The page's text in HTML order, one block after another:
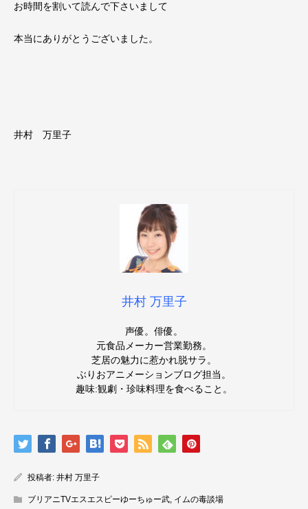
お時間を割いて読んで下さいまして
本当にありがとうございました。
井村 万里子
井村 万里子
声優。俳優。
元食品メーカー営業勤務。
芝居の魅力に惹かれ脱サラ。
ぶりおアニメーションブログ担当。
趣味:観劇・珍味料理を食べること。
投稿者: 井村 万里子
ブリアニTVエスエスピーゆーちゅー武, イムの毒談場